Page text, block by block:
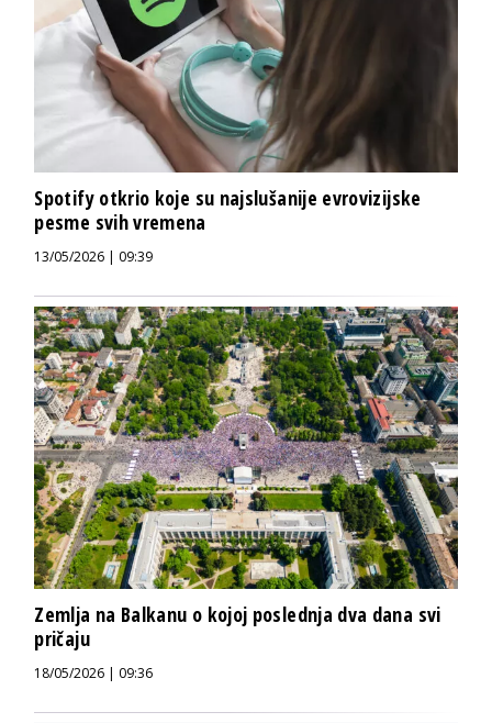
Spotify otkrio koje su najslušanije evrovizijske
pesme svih vremena
13/05/2026 | 09:39
Zemlja na Balkanu o kojoj poslednja dva dana svi
pričaju
18/05/2026 | 09:36